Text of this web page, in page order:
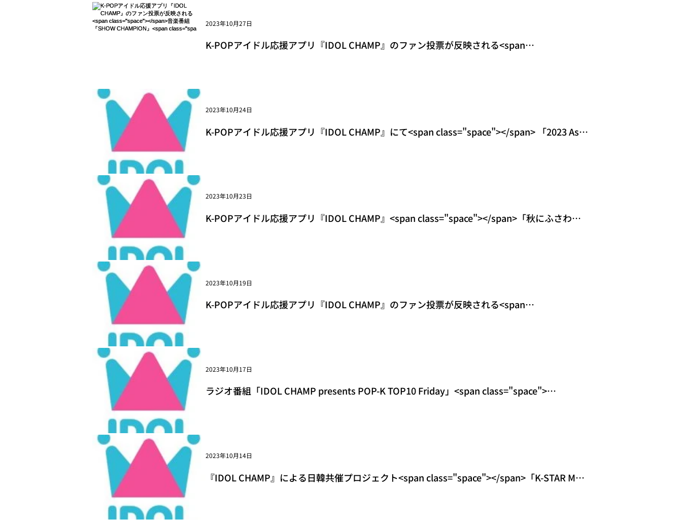
K-POPアイドル応援アプリ『IDOL CHAMP』のファン投票が反映される<span
2023年10月27日
K-POPアイドル応援アプリ『IDOL CHAMP』にて<span class="space"></span> 「2023 Asia
2023年10月24日
K-POPアイドル応援アプリ『IDOL CHAMP』<span class="space"></span>「秋にふさわし
2023年10月23日
K-POPアイドル応援アプリ『IDOL CHAMP』のファン投票が反映される<span
2023年10月19日
ラジオ番組「IDOL CHAMP presents POP-K TOP10 Friday」<span class="space">
2023年10月17日
『IDOL CHAMP』による日韓共催プロジェクト<span class="space"></span>「K-STAR Most
2023年10月14日